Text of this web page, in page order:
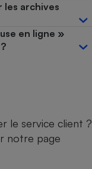
archives
en ligne »
le service client ?
notre page